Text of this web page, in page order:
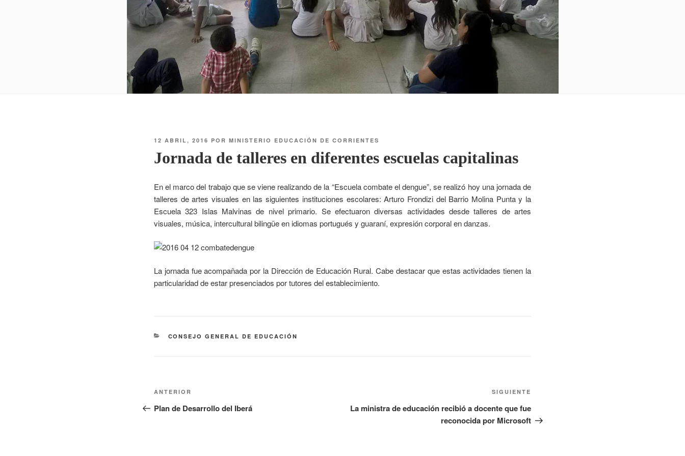
12 ABRIL, 2016 POR MINISTERIO EDUCACIÓN DE CORRIENTES
Jornada de talleres en diferentes escuelas capitalinas
En el marco del trabajo que se viene realizando de la “Escuela combate el dengue”, se realizó hoy una jornada de
talleres de artes visuales en las siguientes instituciones escolares: Arturo Frondizi del Barrio Molina Punta y la
Escuela 323 Islas Malvinas de nivel primario. Se efectuaron diversas actividades desde talleres de artes
visuales, música, intercultural bilingüe en idiomas portugués y guaraní, expresión corporal en danzas.
La jornada fue acompañada por la Dirección de Educación Rural. Cabe destacar que estas actividades tienen la
particularidad de estar presenciados por tutores del establecimiento.
CONSEJO GENERAL DE EDUCACIÓN
ANTERIOR
Plan de Desarrollo del Iberá
SIGUIENTE
La ministra de educación recibió a docente que fue
reconocida por Microsoft